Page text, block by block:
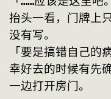
抬头一看，门牌上
没有写。
「要是搞错自己的
幸好去的时候有先
一边打开房门。